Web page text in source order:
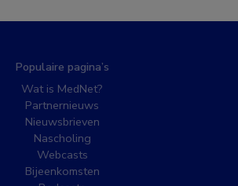
Populaire pagina’s
Wat is MedNet?
Partnernieuws
Nieuwsbrieven
Nascholing
Webcasts
Bijeenkomsten